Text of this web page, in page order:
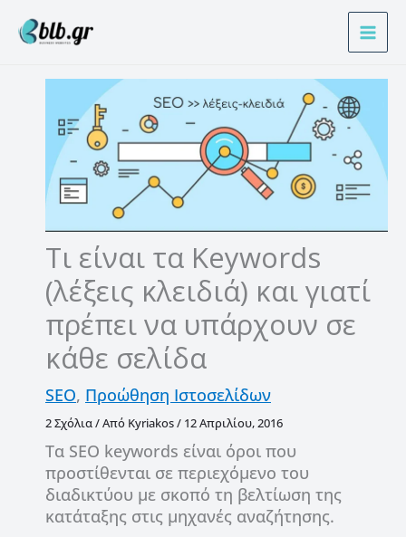
στο
Τι είναι τα Keywords
(λέξεις κλειδιά) και γιατί
πρέπει να υπάρχουν σε
κάθε σελίδα
SEO, Προώθηση Ιστοσελίδων
2 Σχόλια/ Από Kyriakos/ 12 Απριλίου, 2016
Τα SEO keywords είναι όροι που
προστίθενται σε περιεχόμενο του
διαδικτύου με σκοπό τη βελτίωση της
κατάταξης στις μηχανές αναζήτησης.
ν